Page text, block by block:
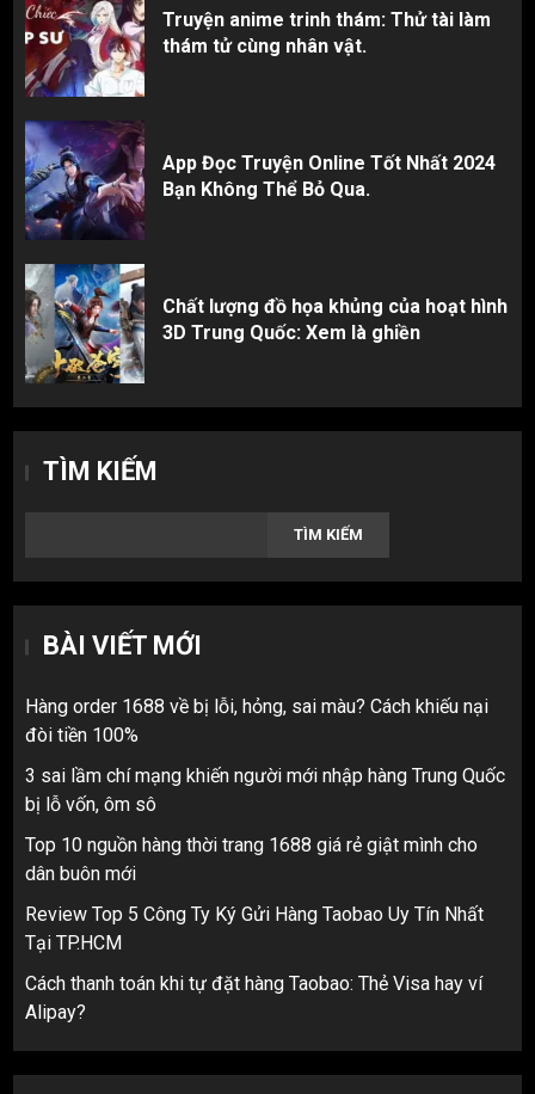
Truyện anime trinh thám: Thử tài làm
thám tử cùng nhân vật.
App Đọc Truyện Online Tốt Nhất 2024
Bạn Không Thể Bỏ Qua.
Chất lượng đồ họa khủng của hoạt hình
3D Trung Quốc: Xem là ghiền
TÌM KIẾM
TÌM KIẾM
BÀI VIẾT MỚI
Hàng order 1688 về bị lỗi, hỏng, sai màu? Cách khiếu nại
đòi tiền 100%
3 sai lầm chí mạng khiến người mới nhập hàng Trung Quốc
bị lỗ vốn, ôm sô
Top 10 nguồn hàng thời trang 1688 giá rẻ giật mình cho
dân buôn mới
Review Top 5 Công Ty Ký Gửi Hàng Taobao Uy Tín Nhất
Tại TP.HCM
Cách thanh toán khi tự đặt hàng Taobao: Thẻ Visa hay ví
Alipay?